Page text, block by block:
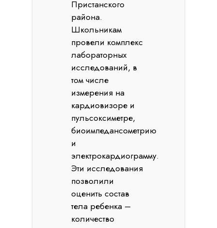
Пристанского
района.
Школьникам
провели комплекс
лабораторных
исследований, в
том числе
измерения на
кардиовизоре и
пульсоксиметре,
биоимпедансометрию
и
электрокардиограмму.
Эти исследования
позволили
оценить состав
тела ребенка –
количество